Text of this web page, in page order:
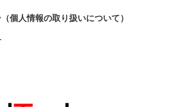
個人情報の取り扱いについて）